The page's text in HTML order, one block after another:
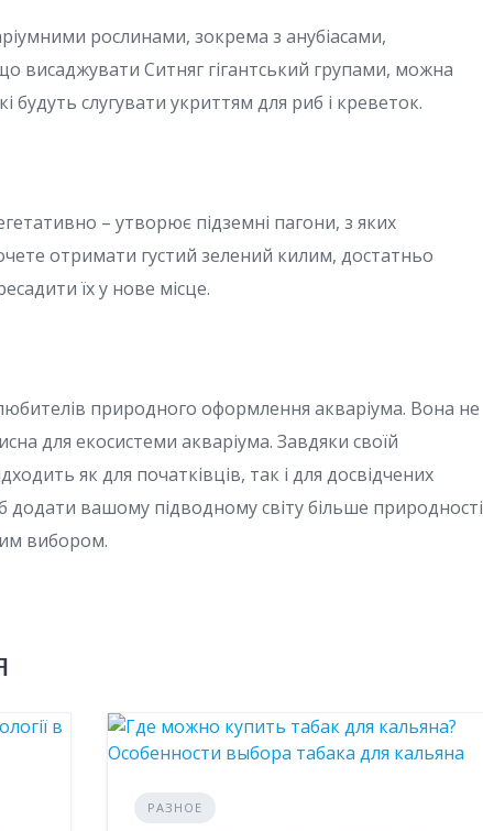
рослинами, зокрема з анубіасами,
висаджувати Ситняг гігантський групами, можна
будуть слугувати укриттям для риб і креветок.
– утворює підземні пагони, з яких
отримати густий зелений килим, достатньо
їх у нове місце.
природного оформлення акваріума. Вона не
для екосистеми акваріума. Завдяки своїй
як для початківців, так і для досвідчених
додати вашому підводному світу більше природності
вибором.
РАЗНОЕ